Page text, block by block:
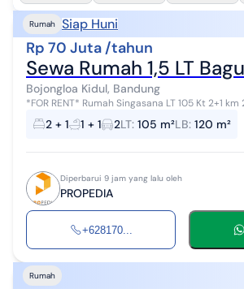
Rumah Siap Huni
Rp 70 Juta /tahun
Sewa Rumah 1,5 LT
Bojongloa Kidul, Bandung
*FOR RENT* Rumah Singasana LT 105 Kt 2+1 km 2+1 1.5 lantai Di atas
ada kamar untuk art Hadap selatan Carport 2 mobil LM 7 x15 Semi
furnish Rak ...
2 + 1 1 + 1 2LT: 105 m²LB: 120 m²
Diperbarui 9 jam yang lalu oleh
PROPEDIA
+628170...
Rumah